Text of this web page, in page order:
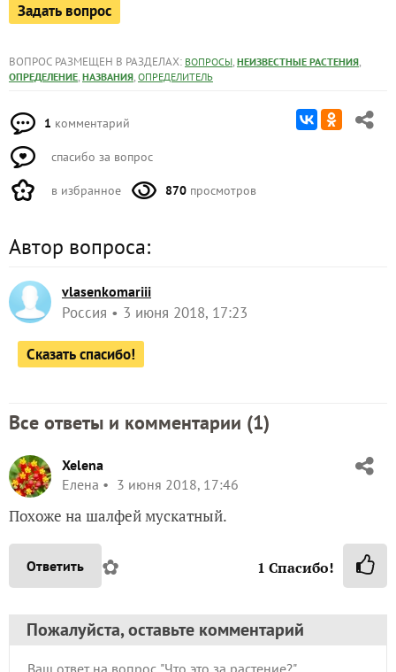
Задать вопрос
ВОПРОС РАЗМЕЩЕН В РАЗДЕЛАХ: ВОПРОСЫ, НЕИЗВЕСТНЫЕ РАСТЕНИЯ,
ОПРЕДЕЛЕНИЕ, НАЗВАНИЯ, ОПРЕДЕЛИТЕЛЬ
1 комментарий
спасибо за вопрос
в избранное 870 просмотров
Автор вопроса:
vlasenkomariii
Россия 3 июня 2018, 17:23
Сказать спасибо!
Все ответы и комментарии (1)
Xelena
Елена
3 июня 2018, 17:46
Похоже на шалфей мускатный.
Ответить ✿ 1 Спасибо!
Пожалуйста, оставьте комментарий